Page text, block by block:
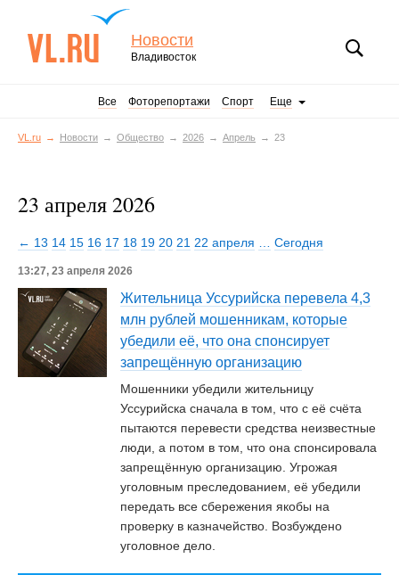
Новости
Владивосток
Все Фоторепортажи Спорт Еще
VL.ru Новости Общество 2026 Апрель 23
23 апреля 2026
← 13 14 15 16 17 18 19 20 21 22 апреля Сегодня
13:27, 23 апреля 2026
Жительница Уссурийска перевела 4,3
млн рублей мошенникам, которые
убедили её, что она спонсирует
запрещённую организацию
Мошенники убедили жительницу
Уссурийска сначала в том, что с её счёта
пытаются перевести средства неизвестные
люди, а потом в том, что она спонсировала
запрещённую организацию. Угрожая
уголовным преследованием, её убедили
передать все сбережения якобы на
проверку в казначейство. Возбуждено
уголовное дело.